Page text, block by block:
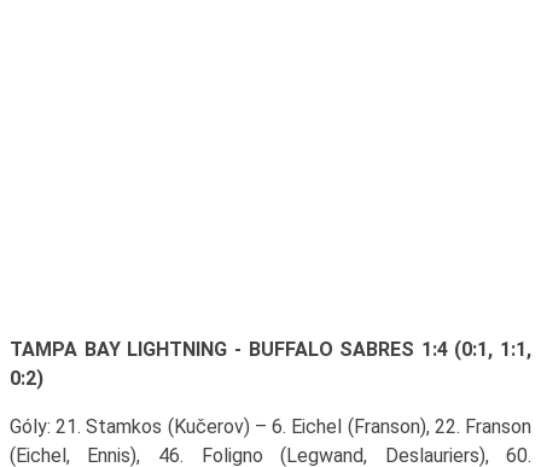
TAMPA BAY LIGHTNING - BUFFALO SABRES 1:4 (0:1, 1:1,
0:2)
Góly: 21. Stamkos (Kučerov) – 6. Eichel (Franson), 22. Franson
(Eichel, Ennis), 46. Foligno (Legwand, Deslauriers), 60.